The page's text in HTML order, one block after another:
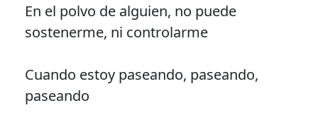
En el polvo de alguien, no puede
sostenerme, ni controlarme
Cuando estoy paseando, paseando,
paseando